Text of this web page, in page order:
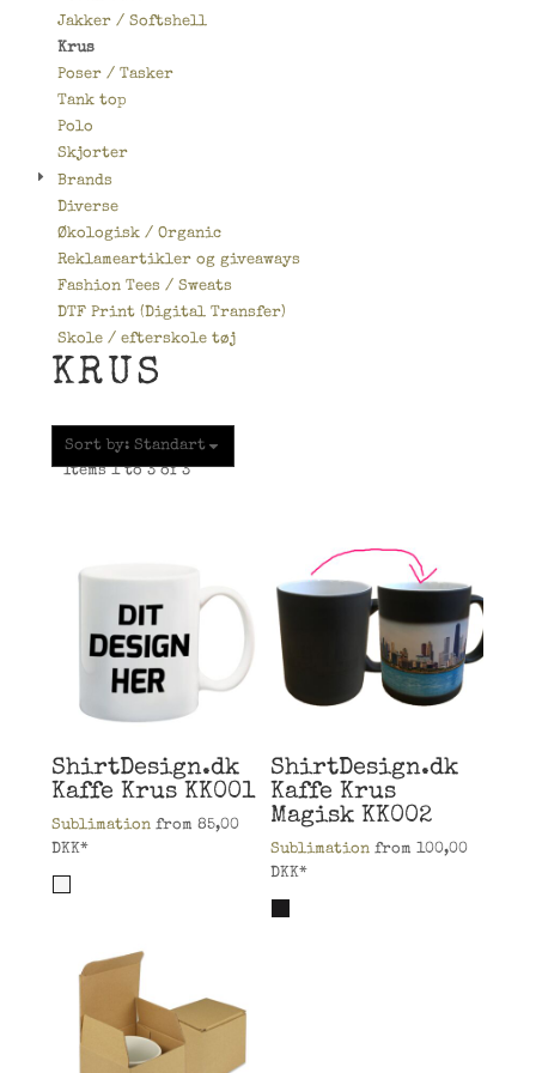
Jakker / Softshell
Krus
Poser / Tasker
Tank top
Polo
Skjorter
Brands
Diverse
Økologisk / Organic
Reklameartikler og giveaways
Fashion Tees / Sweats
DTF Print (Digital Transfer)
Skole / efterskole tøj
KRUS
Sort by: Standart
Items 1 to 3 of 3
ShirtDesign.dk
Kaffe Krus KK001
Sublimation from 85,00
DKK*
ShirtDesign.dk
Kaffe Krus
Magisk KK002
Sublimationfrom 100,00
DKK*